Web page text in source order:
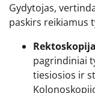
Gydytojas,
paskirs reikiamus
pagrindiniai
tiesiosios ir